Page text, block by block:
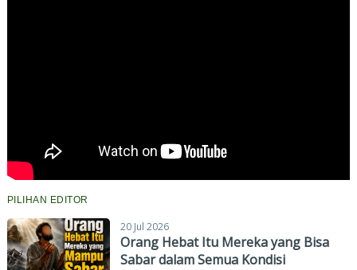
PILIHAN EDITOR
20 Jul 2026
Orang Hebat Itu Mereka yang Bisa
Sabar dalam Semua Kondisi